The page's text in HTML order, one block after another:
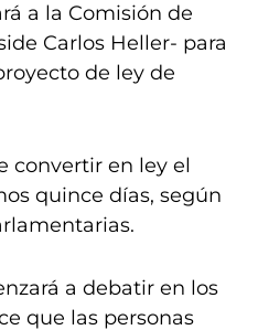
a la Comisión de
Carlos Heller- para
de ley de
convertir en ley el
quince días, según
a debatir en los
que las personas